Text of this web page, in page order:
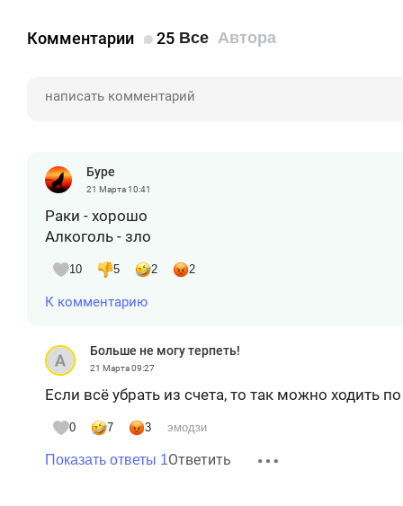
Комментарии 25 Все Автора
Буре
21 Марта10:41
Раки - хорошо
Алкоголь - зло
10 5 2 2
К комментарию
Больше не могу терпеть!
21 Марта09:27
Если всё убрать из счета, то так можно ходить
0 7 3 эмодзи
Показать ответы 1Ответить